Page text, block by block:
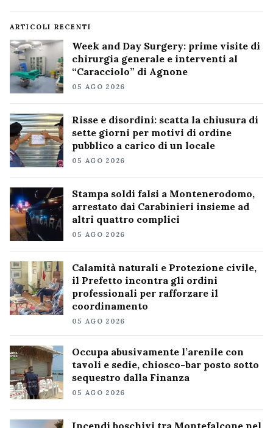
ARTICOLI RECENTI
Week and Day Surgery: prime visite di
chirurgia generale e interventi al
“Caracciolo” di Agnone
05 AGO 2026
Risse e disordini: scatta la chiusura di
sette giorni per motivi di ordine
pubblico a carico di un locale
05 AGO 2026
Stampa soldi falsi a Montenerodomo,
arrestato dai Carabinieri insieme ad
altri quattro complici
05 AGO 2026
Calamità naturali e Protezione civile,
il Prefetto incontra gli ordini
professionali per rafforzare il
coordinamento
05 AGO 2026
Occupa abusivamente l’arenile con
tavoli e sedie, chiosco-bar posto sotto
sequestro dalla Finanza
05 AGO 2026